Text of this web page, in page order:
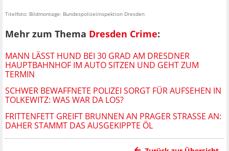
Titelfoto: Bildmontage: Bundespolizeiinspektion Dresden
Mehr zum Thema Dresden Crime:
MANN LÄSST HUND BEI 30 GRAD AM DRESDNER
HAUPTBAHNHOF IM AUTO SITZEN UND GEHT ZUM
TERMIN
SCHWER BEWAFFNETE POLIZEI SORGT FÜR AUFSEHEN IN
TOLKEWITZ: WAS WAR DA LOS?
FRITTENFETT GREIFT BRUNNEN AN PRAGER STRASSE AN: D
AHER STAMMT DAS AUSGEKIPPTE ÖL